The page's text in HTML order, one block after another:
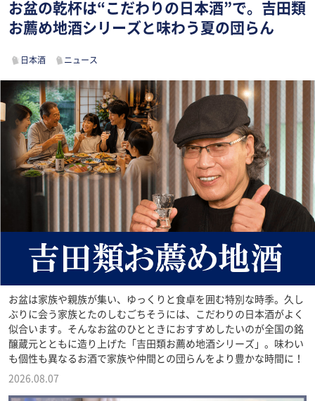
お盆の乾杯は“こだわりの日本酒”で。吉田類
お薦め地酒シリーズと味わう夏の団らん
日本酒 ニュース
お盆は家族や親族が集い、ゆっくりと食卓を囲む特別な時季。久し
ぶりに会う家族とたのしむごちそうには、こだわりの日本酒がよく
似合います。そんなお盆のひとときにおすすめしたいのが全国の銘
醸蔵元とともに造り上げた「吉田類お薦め地酒シリーズ」。味わい
も個性も異なるお酒で家族や仲間との団らんをより豊かな時間に！
2026.08.07